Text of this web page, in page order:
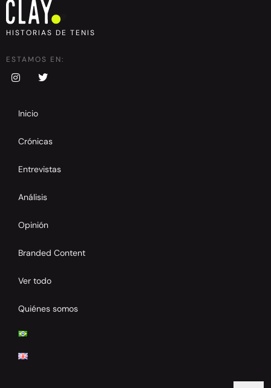
HISTORIAS DE TENIS
ESTAMOS EN:
Inicio
Crónicas
Entrevistas
Análisis
Opinión
Branded Content
Ver todo
Quiénes somos